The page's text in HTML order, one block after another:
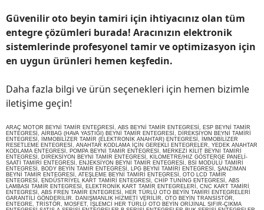
Güvenilir oto beyin tamiri için ihtiyacınız olan tüm
entegre çözümleri burada! Aracınızın elektronik
sistemlerinde profesyonel tamir ve optimizasyon için
en uygun ürünleri hemen keşfedin.
Daha fazla bilgi ve ürün seçenekleri için hemen bizimle
iletişime geçin!
ARAÇ MOTOR BEYNİ TAMİR ENTEGRESİ, ABS BEYNİ TAMİR ENTEGRESİ, ESP BEYNİ TAMİR
ENTEGRESİ, AİRBAG (HAVA YASTIĞI) BEYNİ TAMİR ENTEGRESİ, DİREKSİYON BEYNİ TAMİRİ
ENTEGRESİ, İMMOBİLİZER TAMİR (ELEKTRONİK ANAHTAR) ENTEGRESİ, İMMOBİLİZER
RESETLEME ENTEGRESİ, ANAHTAR KODLAMA İÇİN GEREKLİ ENTEGRELER, YEDEK ANAHTAR
KODLAMA ENTEGRESİ, POMPA BEYNİ TAMİR ENTEGRESİ, MERKEZİ KİLİT BEYNİ TAMİRİ
ENTEGRESİ, DİREKSİYON BEYNİ TAMİR ENTEGRESİ, KİLOMETRE/HIZ GÖSTERGE PANELİ-
SAATİ TAMİRİ ENTEGRESİ, ENJEKSİYON BEYNİ TAMİR ENTEGRESİ, BSİ MODÜLÜ TAMİRİ
ENTEGRESİ, BODY BEYİN TAMİR ENTEGRESİ, LPG BEYNİ TAMİRİ ENTEGRESİ, ŞANZIMAN
BEYNİ TAMİR ENTEGRESİ, ATEŞLEME BEYNİ TAMİRİ ENTEGRESİ, OTO LCD TAMİR
ENTEGRESİ, ENDÜSTRİYEL KART TAMİRİ ENTEGRESİ, CHİP TUNİNG ENTEGRESİ, ABS
LAMBASI TAMİR ENTEGRESİ, ELEKTRONİK KART TAMİR ENTEGRELERİ, CNC KART TAMİRİ
ENTEGRESİ, ABS FREN TAMİR ENTEGRESİ, HER TÜRLÜ OTO BEYİN TAMİRİ ENTEGRELERİ
GARANTİLİ GÖNDERİLİR. DANIŞMANLIK HİZMETİ VERİLİR, OTO BEYİN TRANSİSTÖR,
ENTEGRE, TRİSTÖR, MOSFET, İŞLEMCİ HER TÜRLÜ OTO BEYİN ORİJİNAL SIFIR-ÇIKMA